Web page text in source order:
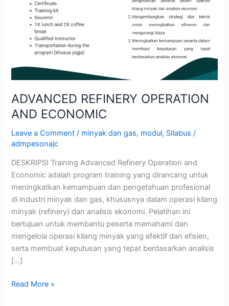
ADVANCED REFINERY OPERATION
AND ECONOMIC
Leave a Comment / minyak dan gas, modul, SIlabus /
admpesonajc
DESKRIPSI Training Advanced Refinery Operation and
Economic adalah program training yang dirancang untuk
meningkatkan kemampuan dan pengetahuan profesional
di industri minyak dan gas, khususnya dalam operasi kilang
minyak (refinery) dan analisis ekonomi. Pelatihan ini
bertujuan untuk membantu peserta memahami dan
mengelola operasi kilang minyak yang efektif dan efisien,
serta membuat keputusan yang tepat berdasarkan analisis
[…]
Read More »